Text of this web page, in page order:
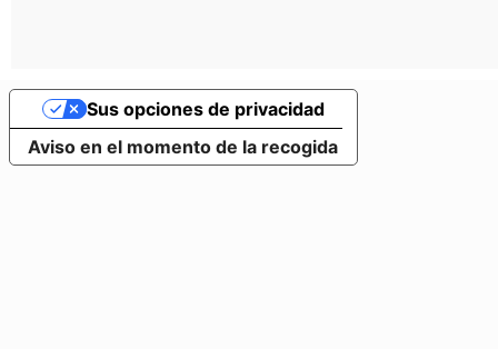
Aviso en el momento de la recogida
Sus opciones de privacidad